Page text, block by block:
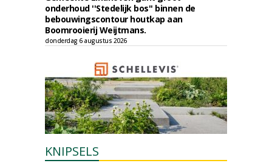
onderhoud ''Stedelijk bos'' binnen de
bebouwingscontour houtkap aan
Boomrooierij Weijtmans.
donderdag 6 augustus 2026
KNIPSELS